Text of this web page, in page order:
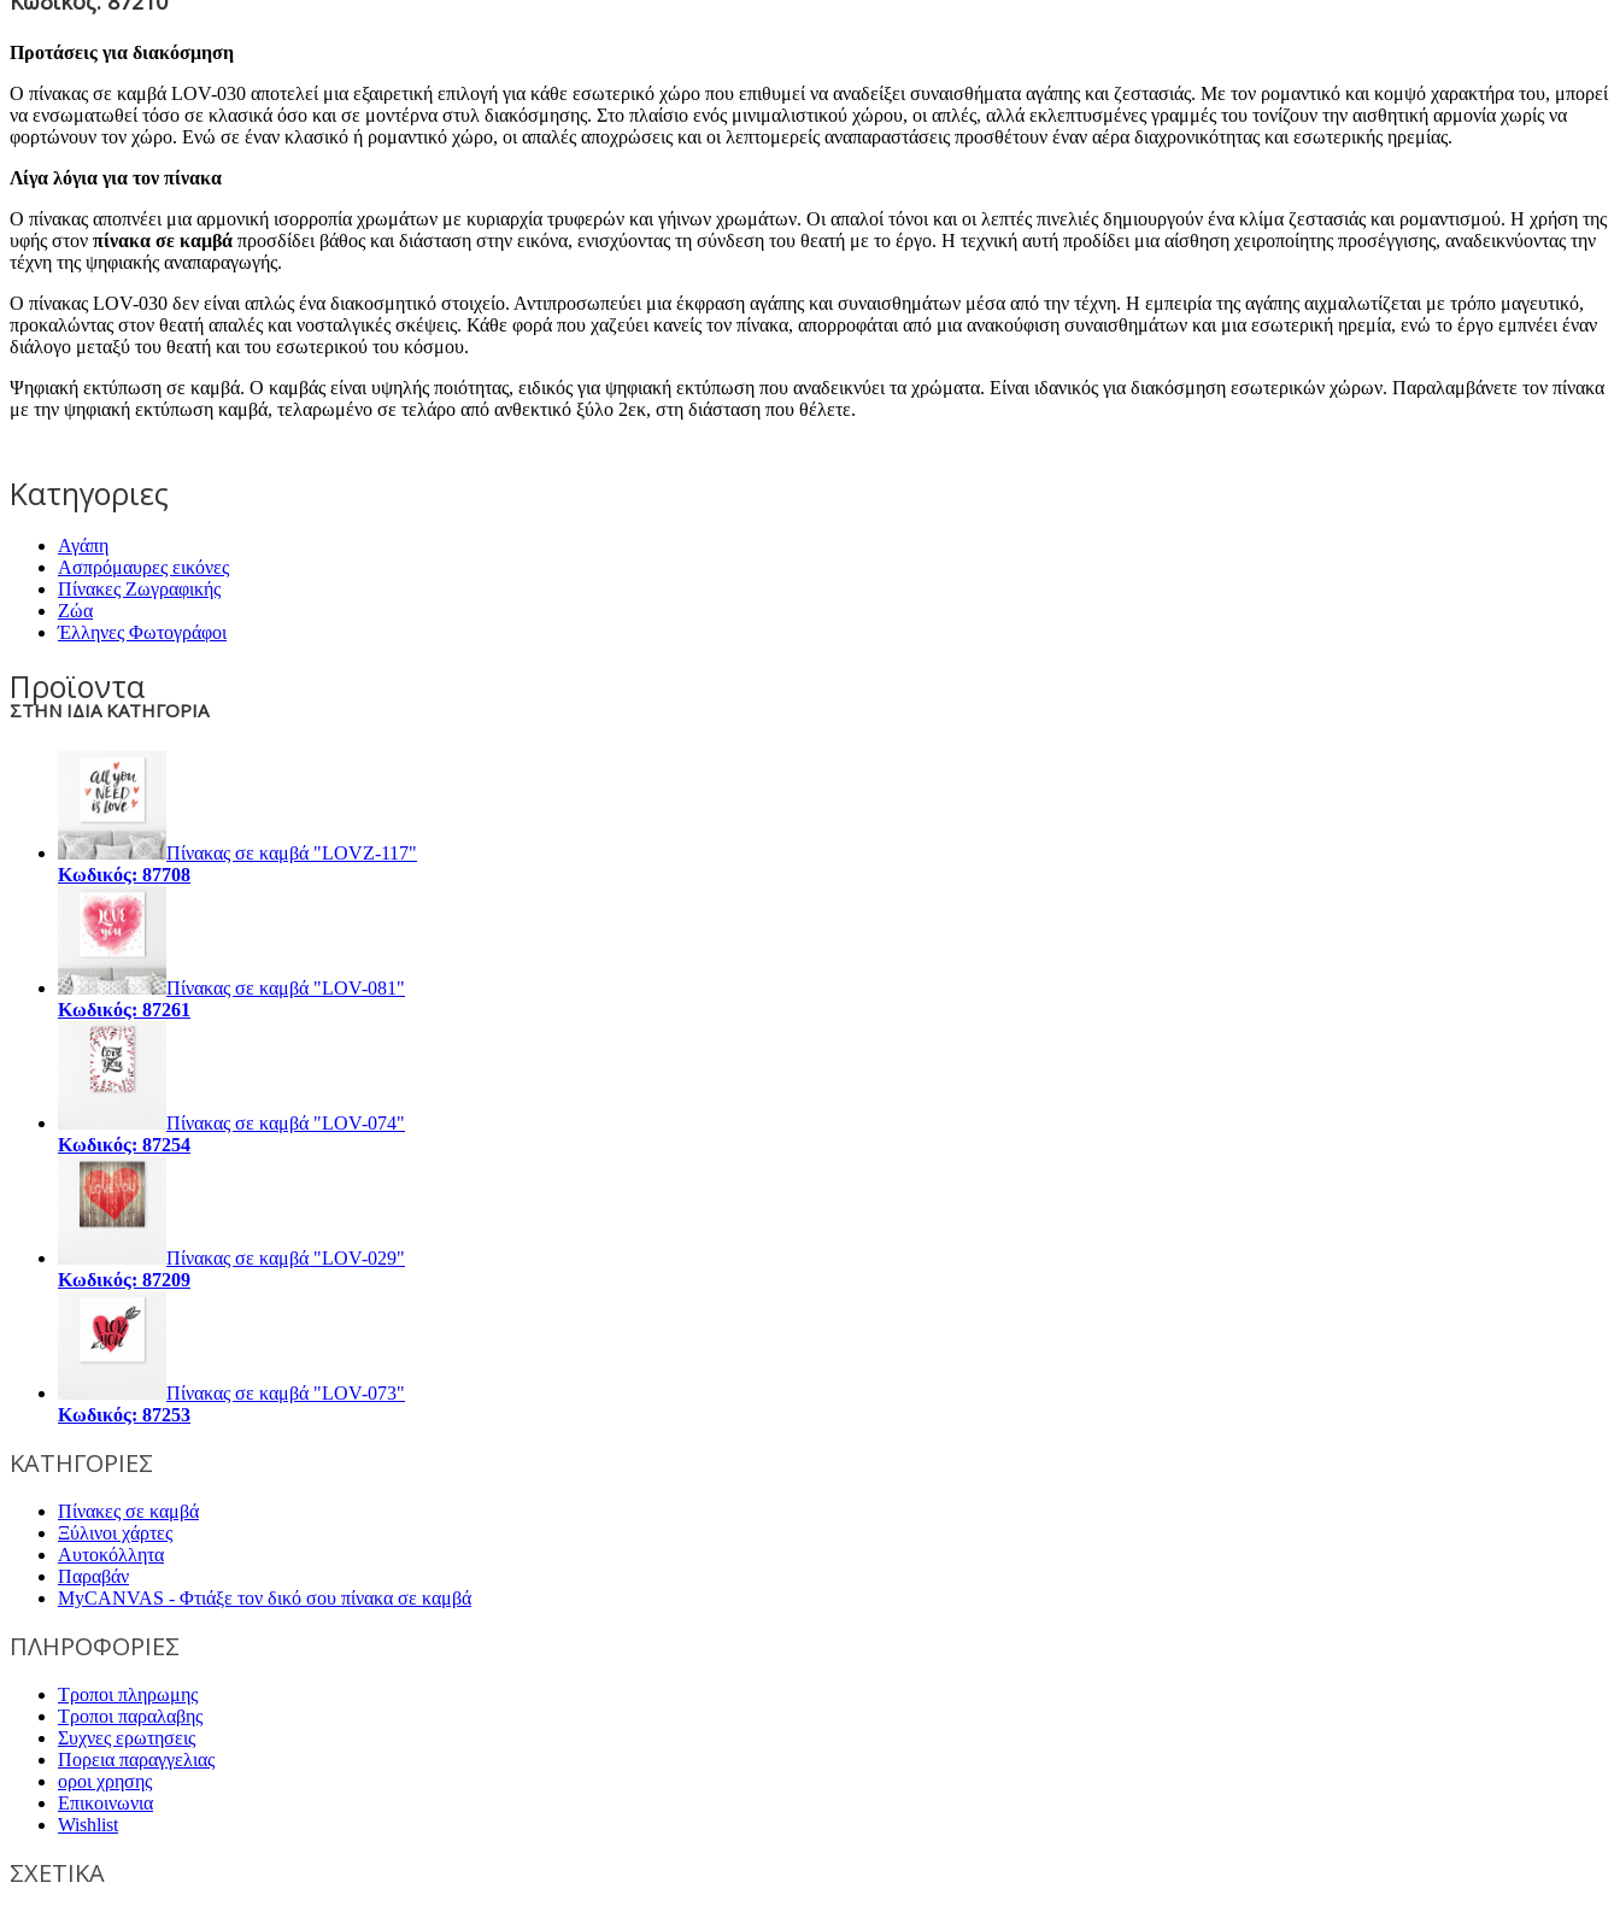
Προτάσεις για διακόσμηση
Ο πίνακας σε καμβά LOV-030 αποτελεί μια εξαιρετική επιλογή για κάθε εσωτερικό χώρο που επιθυμεί να αναδείξει συναισθήματα αγάπης και ζεστασιάς. Με τον ρομαντικό και κομψό χαρακτήρα του, μπορεί
να ενσωματωθεί τόσο σε κλασικά όσο και σε μοντέρνα στυλ διακόσμησης. Στο πλαίσιο ενός μινιμαλιστικού χώρου, οι απλές, αλλά εκλεπτυσμένες γραμμές του τονίζουν την αισθητική αρμονία χωρίς να
φορτώνουν τον χώρο. Ενώ σε έναν κλασικό ή ρομαντικό χώρο, οι απαλές αποχρώσεις και οι λεπτομερείς αναπαραστάσεις προσθέτουν έναν αέρα διαχρονικότητας και εσωτερικής ηρεμίας.
Λίγα λόγια για τον πίνακα
Ο πίνακας αποπνέει μια αρμονική ισορροπία χρωμάτων με κυριαρχία τρυφερών και γήινων χρωμάτων. Οι απαλοί τόνοι και οι λεπτές πινελιές δημιουργούν ένα κλίμα ζεστασιάς και ρομαντισμού. Η χρήση της
υφής στον πίνακα σε καμβά προσδίδει βάθος και διάσταση στην εικόνα, ενισχύοντας τη σύνδεση του θεατή με το έργο. Η τεχνική αυτή προδίδει μια αίσθηση χειροποίητης προσέγγισης, αναδεικνύοντας την
τέχνη της ψηφιακής αναπαραγωγής.
Ο πίνακας LOV-030 δεν είναι απλώς ένα διακοσμητικό στοιχείο. Αντιπροσωπεύει μια έκφραση αγάπης και συναισθημάτων μέσα από την τέχνη. Η εμπειρία της αγάπης αιχμαλωτίζεται με τρόπο μαγευτικό,
προκαλώντας στον θεατή απαλές και νοσταλγικές σκέψεις. Κάθε φορά που χαζεύει κανείς τον πίνακα, απορροφάται από μια ανακούφιση συναισθημάτων και μια εσωτερική ηρεμία, ενώ το έργο εμπνέει έναν
διάλογο μεταξύ του θεατή και του εσωτερικού του κόσμου.
Ψηφιακή εκτύπωση σε καμβά. Ο καμβάς είναι υψηλής ποιότητας, ειδικός για ψηφιακή εκτύπωση που αναδεικνύει τα χρώματα. Είναι ιδανικός για διακόσμηση εσωτερικών χώρων. Παραλαμβάνετε τον πίνακα
με την ψηφιακή εκτύπωση καμβά, τελαρωμένο σε τελάρο από ανθεκτικό ξύλο 2εκ, στη διάσταση που θέλετε.
Κατηγοριες
Αγάπη
Ασπρόμαυρες εικόνες
Πίνακες Ζωγραφικής
Ζώα
Έλληνες Φωτογράφοι
Προϊοντα
ΣΤΗΝ ΙΔΙΑ ΚΑΤΗΓΟΡΙΑ
Πίνακας σε καμβά "LOVZ-117"
Κωδικός: 87708
Πίνακας σε καμβά "LOV-081"
Κωδικός: 87261
Πίνακας σε καμβά "LOV-074"
Κωδικός: 87254
Πίνακας σε καμβά "LOV-029"
Κωδικός: 87209
Πίνακας σε καμβά "LOV-073"
Κωδικός: 87253
ΚΑΤΗΓΟΡΙΕΣ
Πίνακες σε καμβά
Ξύλινοι χάρτες
Αυτοκόλλητα
Παραβάν
MyCANVAS - Φτιάξε τον δικό σου πίνακα σε καμβά
ΠΛΗΡΟΦΟΡΙΕΣ
Τροποι πληρωμης
Τροποι παραλαβης
Συχνες ερωτησεις
Πορεια παραγγελιας
οροι χρησης
Επικοινωνια
Wishlist
ΣΧΕΤΙΚΑ